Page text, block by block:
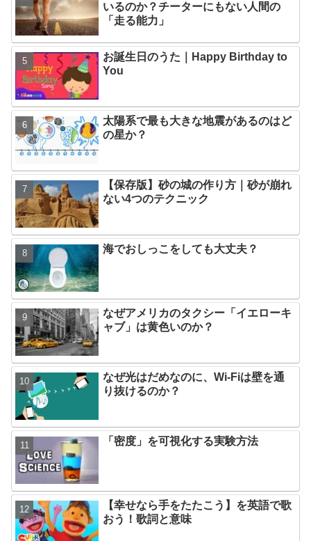
いるのか？チーターにもない人間の
「走る能力」
お誕生日のうた｜Happy Birthday to
You
太陽系で最も大きな地震があるのはど
の星か？
【保存版】砂の城の作り方｜砂が崩れ
ない4つのテクニック
海でおしっこをしても大丈夫？
なぜアメリカのタクシー「イエローキ
ャブ」は黄色いのか？
なぜ光はだめなのに、Wi-Fiは壁を通
り抜けるのか？
「密度」を可視化する実験方法
【幸せなら手をたたこう】を英語で歌
おう！歌詞と意味